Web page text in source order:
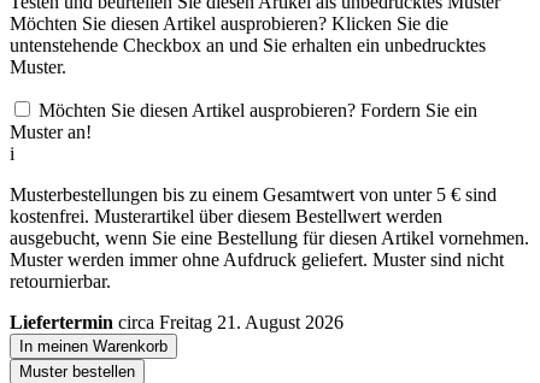
Möchten Sie diesen Artikel ausprobieren? Klicken Sie die
untenstehende Checkbox an und Sie erhalten ein unbedrucktes
Muster.
Möchten Sie diesen Artikel ausprobieren? Fordern Sie ein
Muster an!
i
Musterbestellungen bis zu einem Gesamtwert von unter 5 € sind
kostenfrei. Musterartikel über diesem Bestellwert werden
ausgebucht, wenn Sie eine Bestellung für diesen Artikel vornehmen.
Muster werden immer ohne Aufdruck geliefert. Muster sind nicht
retournierbar.
Liefertermin circa Freitag 21. August 2026
In meinen Warenkorb
Muster bestellen